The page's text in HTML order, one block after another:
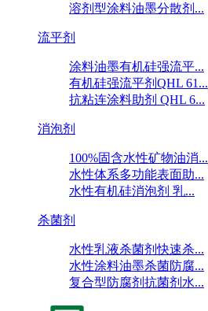
溶剂型涂料油墨分散剂...
流平剂
涂料油墨有机硅强流平...
有机硅强流平剂QHL 61...
抗粘连涂料助剂 QHL 6...
消泡剂
100%固含水性矿物油消...
水性体系多功能表面助...
水性有机硅消泡剂 乳...
杀菌剂
水性乳液杀菌剂快速杀...
水性涂料油墨杀菌防腐...
复合型防腐剂抗菌剂水...